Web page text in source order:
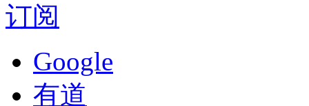
订阅
Google
有道